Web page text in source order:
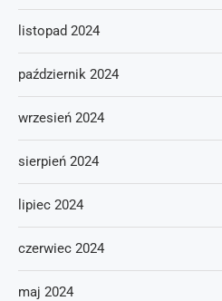
listopad 2024
październik 2024
wrzesień 2024
sierpień 2024
lipiec 2024
czerwiec 2024
maj 2024